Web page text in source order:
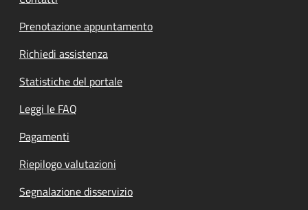
Prenotazione appuntamento
Richiedi assistenza
Statistiche del portale
Leggi le FAQ
Pagamenti
Riepilogo valutazioni
Segnalazione disservizio